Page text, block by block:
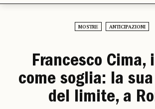
MOSTRE ANTICIPAZIONI
Francesco Cima,
come soglia: la
del limite, a